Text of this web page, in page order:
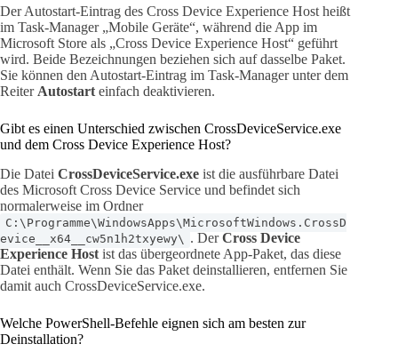
Der Autostart-Eintrag des Cross Device Experience Host heißt
im Task-Manager „Mobile Geräte“, während die App im
Microsoft Store als „Cross Device Experience Host“ geführt
wird. Beide Bezeichnungen beziehen sich auf dasselbe Paket.
Sie können den Autostart-Eintrag im Task-Manager unter dem
Reiter Autostart einfach deaktivieren.
Gibt es einen Unterschied zwischen CrossDeviceService.exe
und dem Cross Device Experience Host?
Die Datei CrossDeviceService.exe ist die ausführbare Datei
des Microsoft Cross Device Service und befindet sich
normalerweise im Ordner
C:\Programme\WindowsApps\MicrosoftWindows.CrossD
evice__x64__cw5n1h2txyewy\ . DerCross Device
Experience Host ist das übergeordnete App-Paket, das diese
Datei enthält. Wenn Sie das Paket deinstallieren, entfernen Sie
damit auch CrossDeviceService.exe.
Welche PowerShell-Befehle eignen sich am besten zur
Deinstallation?